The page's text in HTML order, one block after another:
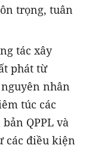
trọng, tuân
tác xây
phát từ
nhân
túc các
QPPL và
các điều kiện